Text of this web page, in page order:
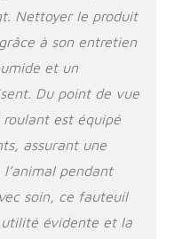
Nettoyer le produit
à son entretien
et un
Du point de vue
est équipé
assurant une
pendant
soin, ce fauteuil
évidente et la